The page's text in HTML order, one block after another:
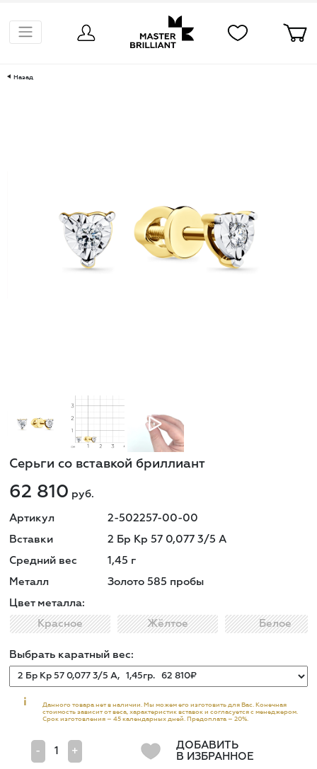
Назад
Серьги со вставкой бриллиант
62 810 руб.
Артикул 2-502257-00-00
Вставки 2 Бр Кр 57 0,077 3/5 A
Средний вес 1,45 г
Металл Золото 585 пробы
Цвет металла:
Красное Жёлтое Белое
Выбрать каратный вес:
i
Данного товара нет в наличии. Мы можем его изготовить для Вас. Конечная
стоимость зависит от веса, характеристик вставок и согласуется с менеджером.
Срок изготовления – 45 календарных дней. Предоплата – 20%.
- +
ДОБАВИТЬ
В ИЗБРАННОЕ